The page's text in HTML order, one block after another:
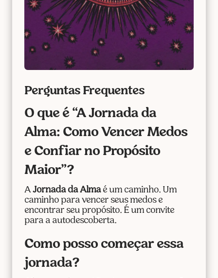
Perguntas Frequentes
O que é “A Jornada da
Alma: Como Vencer Medos
e Confiar no Propósito
Maior”?
AJornada da Almaé um caminho. Um
caminho para vencer seus medos e
encontrar seu propósito. É um convite
para a autodescoberta.
Como posso começar essa
jornada?